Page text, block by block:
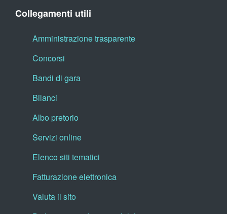
Collegamenti utili
Amministrazione trasparente
Concorsi
Bandi di gara
Bilanci
Albo pretorio
Servizi online
Elenco siti tematici
Fatturazione elettronica
Valuta il sito